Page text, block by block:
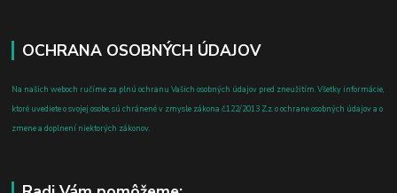
OCHRANA OSOBNÝCH ÚDAJOV
Na našich weboch ručíme za plnú ochranu Vašich osobných údajov pred zneužitím. Všetky informácie,
ktoré uvediete o svojej osobe, sú chránené v zmysle zákona č.122/2013 Z.z. o ochrane osobných údajov a o
zmene a doplnení niektorých zákonov.